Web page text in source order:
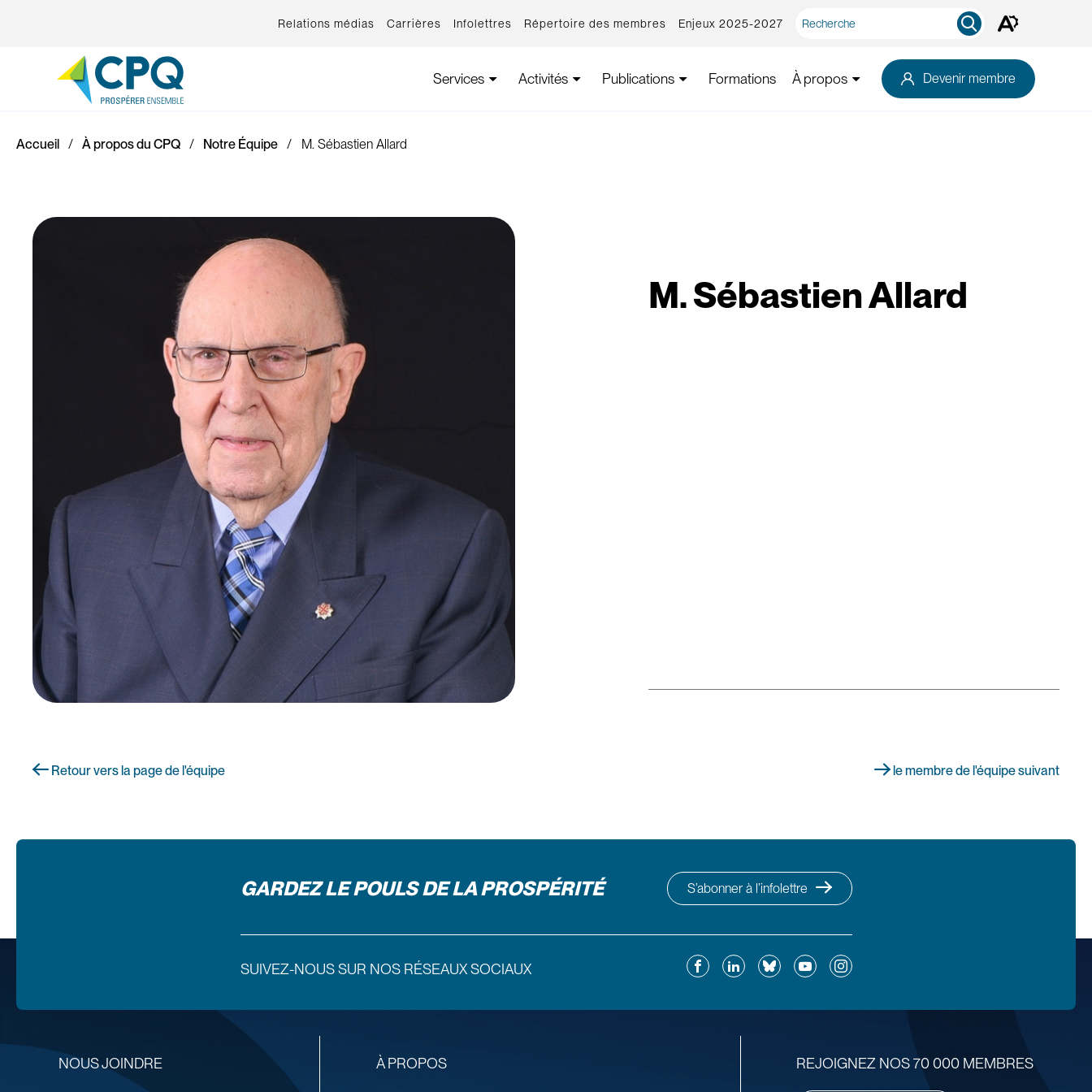
Relations médias Carrières Infolettres Répertoire des membres Enjeux 2025-2027
rapide
Ouvrez
d'outils
d'accessibilité.
Services Activités Publications Formations À propos Devenir membre
Accueil À propos du CPQ Notre Équipe M. Sébastien Allard
M. Sébastien Allard
Retour vers la page de l'équipe le membre de l'équipe suivant
GARDEZ LE POULS DE LA PROSPÉRITÉ S’abonner à l’infolettre
SUIVEZ-NOUS SUR NOS RÉSEAUX SOCIAUX FacebookLinkedInBlueskyYouTubeInstagram
NOUS JOINDRE À PROPOS REJOIGNEZ NOS 70 000 MEMBRES